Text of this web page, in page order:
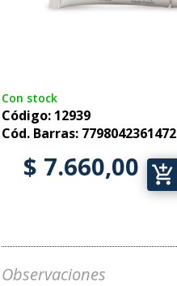
Con stock
Código: 12939
Cód. Barras: 7798042361472
$ 7.660,00 add_shopping_cart
Observaciones